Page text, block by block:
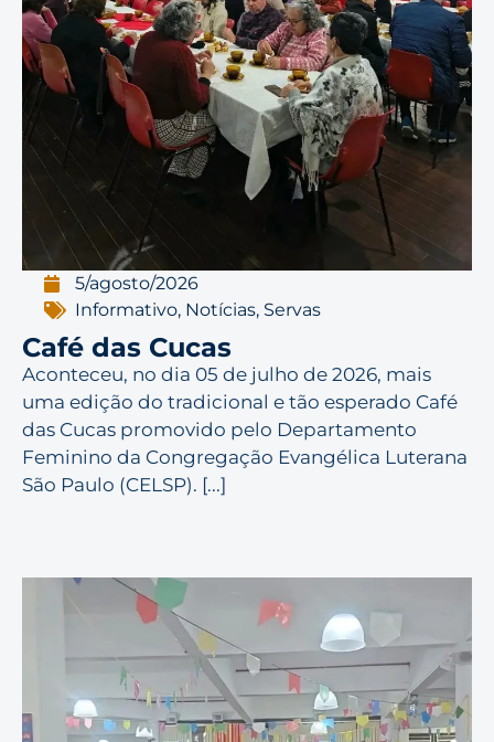
5/agosto/2026
Informativo, Notícias, Servas
Café das Cucas
Aconteceu, no dia 05 de julho de 2026, mais
uma edição do tradicional e tão esperado Café
das Cucas promovido pelo Departamento
Feminino da Congregação Evangélica Luterana
São Paulo (CELSP). [...]